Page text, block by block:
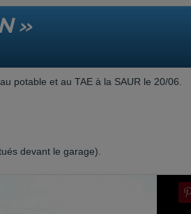
»
potable et au TAE à la SAUR le 20/06.
devant le garage).